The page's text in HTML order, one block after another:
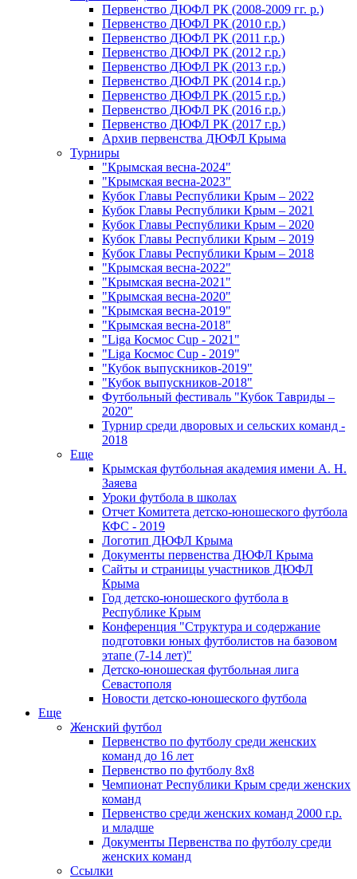
Первенство ДЮФЛ РК (2008-2009 гг. р.)
Первенство ДЮФЛ РК (2010 г.р.)
Первенство ДЮФЛ РК (2011 г.р.)
Первенство ДЮФЛ РК (2012 г.р.)
Первенство ДЮФЛ РК (2013 г.р.)
Первенство ДЮФЛ РК (2014 г.р.)
Первенство ДЮФЛ РК (2015 г.р.)
Первенство ДЮФЛ РК (2016 г.р.)
Первенство ДЮФЛ РК (2017 г.р.)
Архив первенства ДЮФЛ Крыма
Турниры
"Крымская весна-2024"
"Крымская весна-2023"
Кубок Главы Республики Крым – 2022
Кубок Главы Республики Крым – 2021
Кубок Главы Республики Крым – 2020
Кубок Главы Республики Крым – 2019
Кубок Главы Республики Крым – 2018
"Крымская весна-2022"
"Крымская весна-2021"
"Крымская весна-2020"
"Крымская весна-2019"
"Крымская весна-2018"
"Liga Космос Cup - 2021"
"Liga Космос Cup - 2019"
"Кубок выпускников-2019"
"Кубок выпускников-2018"
Футбольный фестиваль "Кубок Тавриды –
2020"
Турнир среди дворовых и сельских команд -
2018
Еще
Крымская футбольная академия имени А. Н.
Заяева
Уроки футбола в школах
Отчет Комитета детско-юношеского футбола
КФС - 2019
Логотип ДЮФЛ Крыма
Документы первенства ДЮФЛ Крыма
Сайты и страницы участников ДЮФЛ
Крыма
Год детско-юношеского футбола в
Республике Крым
Конференция "Структура и содержание
подготовки юных футболистов на базовом
этапе (7-14 лет)"
Детско-юношеская футбольная лига
Севастополя
Новости детско-юношеского футбола
Еще
Женский футбол
Первенство по футболу среди женских
команд до 16 лет
Первенство по футболу 8х8
Чемпионат Республики Крым среди женских
команд
Первенство среди женских команд 2000 г.р.
и младше
Документы Первенства по футболу среди
женских команд
Ссылки